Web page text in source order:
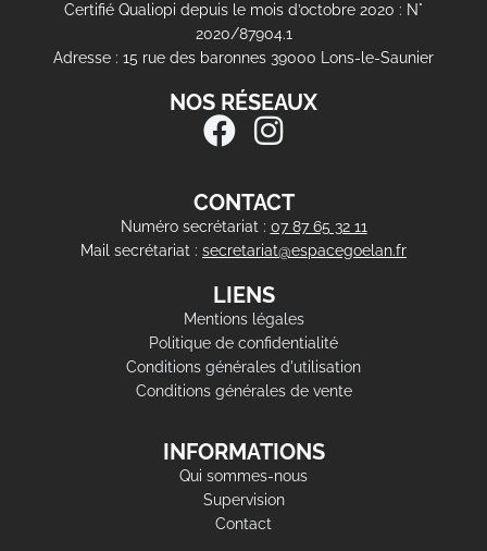
Certifié Qualiopi depuis le mois d’octobre 2020 : N°
2020/87904.1
Adresse : 15 rue des baronnes 39000 Lons-le-Saunier
NOS RÉSEAUX
CONTACT
Numéro secrétariat : 07 87 65 32 11
Mail secrétariat : secretariat@espacegoelan.fr
LIENS
Mentions légales
Politique de confidentialité
Conditions générales d'utilisation
Conditions générales de vente
INFORMATIONS
Qui sommes-nous
Supervision
Contact